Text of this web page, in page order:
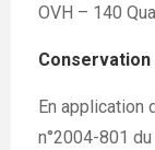
OVH – 140
En application
n°2004-801